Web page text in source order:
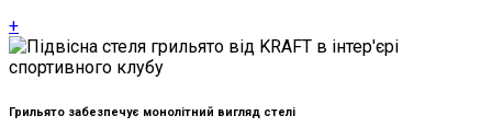
+
Грильято забезпечує монолітний вигляд стелі